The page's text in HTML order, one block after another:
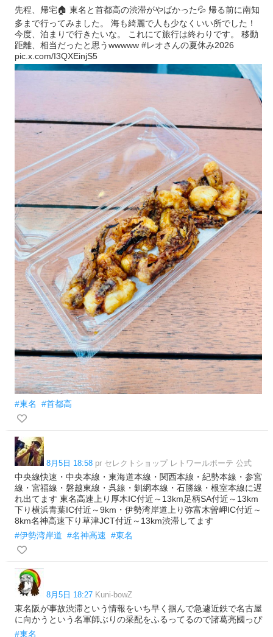
先程、帰宅🏠 東名と首都高の渋滞がやばかった💦 帰る前に南知
多まで行ってみました。 海も綺麗で人も少なくいい所でした！
今度、泊まりで行きたいな。 これにて旅行は終わりです。 移動
距離、相当だったと思うwwwww #レオさんの夏休み2026
pic.x.com/I3QXEinjS5
#東名 #首都高
8月5日 18:58 pr セレクトショップ レトワールボーテ 公式
中央線快速・中央本線・東海道本線・関西本線・紀勢本線・参宮
線・宮福線・磐越東線・呉線・釧網本線・石勝線・根室本線に遅
れ出てます 東名高速上り厚木IC付近～13km足柄SA付近～13km
下り横浜青葉IC付近～9km・伊勢湾岸道上り弥富木曽岬IC付近～
8km名神高速下り草津JCT付近～13km渋滞してます
#伊勢湾岸道 #名神高速 #東名
8月5日 18:27 Kuni-bowZ
東名阪が事故渋滞という情報をいち早く掴んで急遽近鉄で名古屋
に向かうという名軍師ぶりの采配をふるってるので諸葛亮國っぴ
#東名